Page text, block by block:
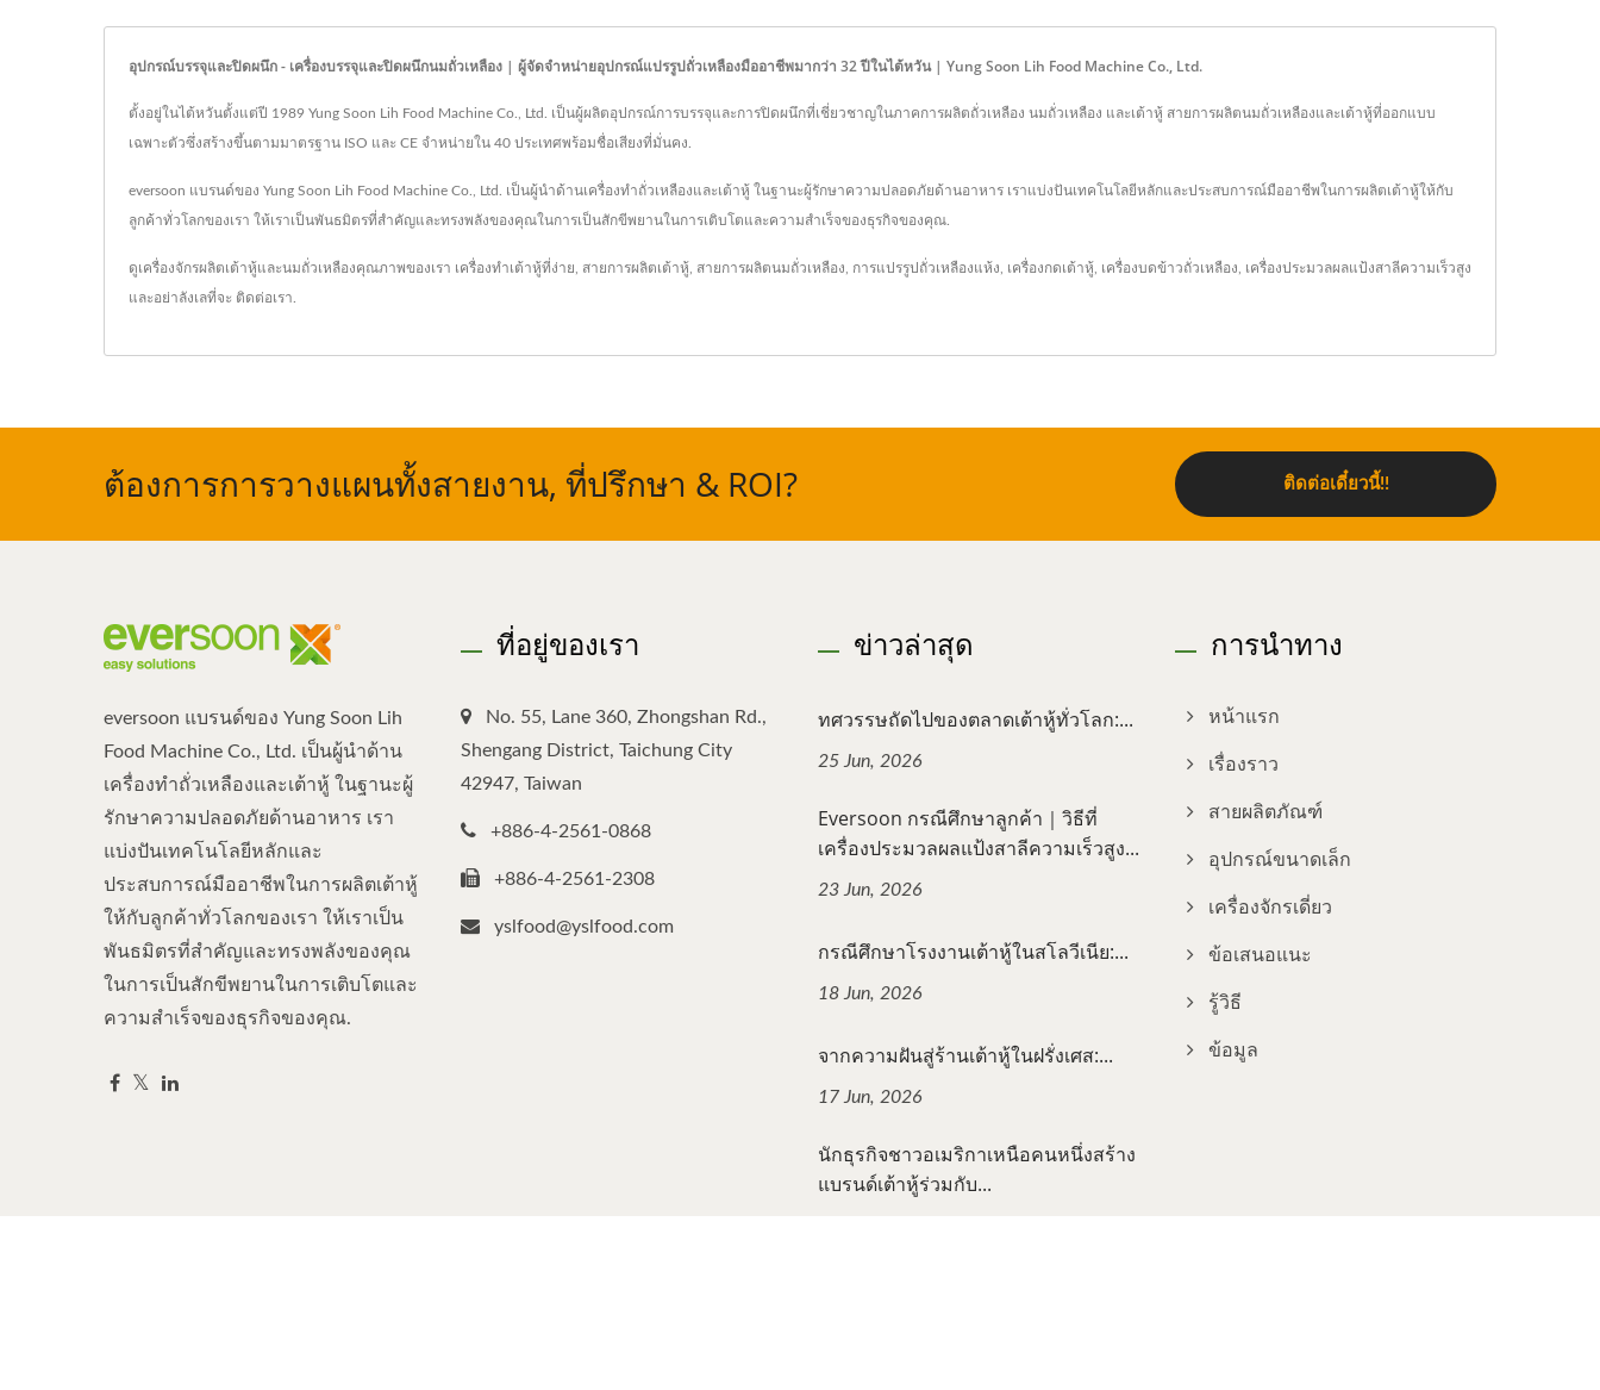
อุปกรณ์บรรจุและปิดผนึก - เครื่องบรรจุและปิดผนึกนมถั่วเหลือง | ผู้จัดจำหน่ายอุปกรณ์แปรรูปถั่วเหลืองมืออาชีพมากว่า 32 ปีในไต้หวัน | Yung Soon Lih Food Machine Co., Ltd.
ตั้งอยู่ในไต้หวันตั้งแต่ปี 1989 Yung Soon Lih Food Machine Co., Ltd. เป็นผู้ผลิตอุปกรณ์การบรรจุและการปิดผนึกที่เชี่ยวชาญในภาคการผลิตถั่วเหลือง นมถั่วเหลือง และเต้าหู้ สายการผลิตนมถั่วเหลืองและเต้าหู้ที่ออกแบบ
เฉพาะตัวซึ่งสร้างขึ้นตามมาตรฐาน ISO และ CE จำหน่ายใน 40 ประเทศพร้อมชื่อเสียงที่มั่นคง.
eversoon แบรนด์ของ Yung Soon Lih Food Machine Co., Ltd. เป็นผู้นำด้านเครื่องทำถั่วเหลืองและเต้าหู้ ในฐานะผู้รักษาความปลอดภัยด้านอาหาร เราแบ่งปันเทคโนโลยีหลักและประสบการณ์มืออาชีพในการผลิตเต้าหู้ให้กับ
ลูกค้าทั่วโลกของเรา ให้เราเป็นพันธมิตรที่สำคัญและทรงพลังของคุณในการเป็นสักขีพยานในการเติบโตและความสำเร็จของธุรกิจของคุณ.
ดูเครื่องจักรผลิตเต้าหู้และนมถั่วเหลืองคุณภาพของเรา เครื่องทำเต้าหู้ที่ง่าย สายการผลิตเต้าหู้ สายการผลิตนมถั่วเหลือง การแปรรูปถั่วเหลืองแห้ง เครื่องกดเต้าหู้ เครื่องบดข้าวถั่วเหลือง เครื่องประมวลผลแป้งสาลีความเร็วสูง
และอย่าลังเลที่จะ ติดต่อเรา
ต้องการการวางแผนทั้งสายงาน, ที่ปรึกษา & ROI? ติดต่อเดี๋ยวนี้!!
eversoon แบรนด์ของ Yung Soon Lih
Food Machine Co., Ltd. เป็นผู้นำด้าน
เครื่องทำถั่วเหลืองและเต้าหู้ ในฐานะผู้
รักษาความปลอดภัยด้านอาหาร เรา
แบ่งปันเทคโนโลยีหลักและ
ประสบการณ์มืออาชีพในการผลิตเต้าหู้
ให้กับลูกค้าทั่วโลกของเรา ให้เราเป็น
พันธมิตรที่สำคัญและทรงพลังของคุณ
ในการเป็นสักขีพยานในการเติบโตและ
ความสำเร็จของธุรกิจของคุณ.
ที่อยู่ของเรา
No. 55, Lane 360, Zhongshan Rd.,
Shengang District, Taichung City
42947, Taiwan
+886-4-2561-0868
+886-4-2561-2308
yslfood@yslfood.com
ข่าวล่าสุด
ทศวรรษถัดไปของตลาดเต้าหู้ทั่วโลก:...
25 Jun, 2026
Eversoon กรณีศึกษาลูกค้า｜วิธีที่
เครื่องประมวลผลแป้งสาลีความเร็วสูง...
23 Jun, 2026
กรณีศึกษาโรงงานเต้าหู้ในสโลวีเนีย:...
18 Jun, 2026
จากความฝันสู่ร้านเต้าหู้ในฝรั่งเศส:...
17 Jun, 2026
นักธุรกิจชาวอเมริกาเหนือคนหนึ่งสร้าง
แบรนด์เต้าหู้ร่วมกับ...
การนำทาง
หน้าแรก
เรื่องราว
สายผลิตภัณฑ์
อุปกรณ์ขนาดเล็ก
เครื่องจักรเดี่ยว
ข้อเสนอแนะ
รู้วิธี
ข้อมูล